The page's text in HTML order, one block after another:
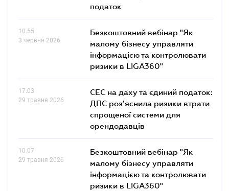
податок
10.55
3 червня 2026
Безкоштовний вебінар "Як
малому бізнесу управляти
інформацією та контролювати
ризики в LIGA360"
17.03
29 травня 2026
СЕС на даху та єдиний податок:
ДПС роз’яснила ризики втрати
спрощеної системи для
орендодавців
10.07
29 травня 2026
Безкоштовний вебінар "Як
малому бізнесу управляти
інформацією та контролювати
ризики в LIGA360"